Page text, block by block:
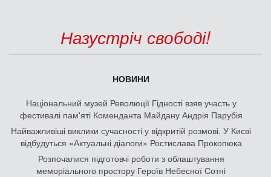
Назустріч свободі!
НОВИНИ
Національний музей Революції Гідності взяв участь у
фестивалі пам'яті Коменданта Майдану Андрія Парубія
Найважливіші виклики сучасності у відкритій розмові. У Києві
відбудуться «Актуальні діалоги» Ростислава Прокопюка
Розпочалися підготовчі роботи з облаштування
меморіального простору Героїв Небесної Сотні